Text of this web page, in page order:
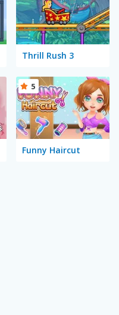
Thrill Rush 3
Funny Haircut
5